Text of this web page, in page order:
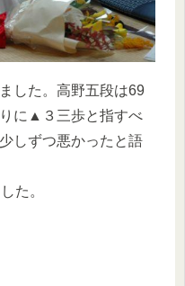
した。高野五段は69
に▲３三歩と指すべ
しずつ悪かったと語
た。